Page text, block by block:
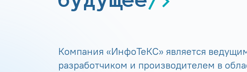
Компания «ИнфоТеКС» является
разработчиком и производителем в